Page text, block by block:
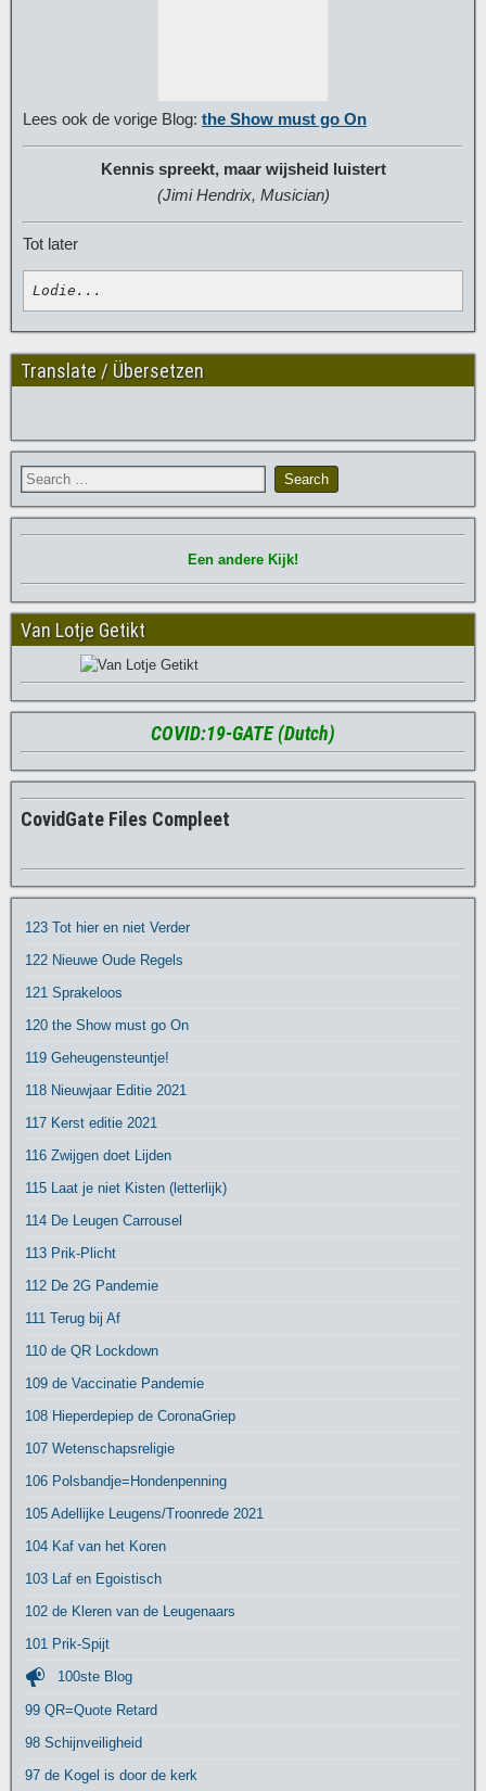
Lees ook de vorige Blog: the Show must go On
Kennis spreekt, maar wijsheid luistert
(Jimi Hendrix, Musician)
Tot later
Lodie...
Translate / Übersetzen
Een andere Kijk!
Van Lotje Getikt
COVID:19-GATE (Dutch)
CovidGate Files Compleet
123 Tot hier en niet Verder
122 Nieuwe Oude Regels
121 Sprakeloos
120 the Show must go On
119 Geheugensteuntje!
118 Nieuwjaar Editie 2021
117 Kerst editie 2021
116 Zwijgen doet Lijden
115 Laat je niet Kisten (letterlijk)
114 De Leugen Carrousel
113 Prik-Plicht
112 De 2G Pandemie
111 Terug bij Af
110 de QR Lockdown
109 de Vaccinatie Pandemie
108 Hieperdepiep de CoronaGriep
107 Wetenschapsreligie
106 Polsbandje=Hondenpenning
105 Adellijke Leugens/Troonrede 2021
104 Kaf van het Koren
103 Laf en Egoistisch
102 de Kleren van de Leugenaars
101 Prik-Spijt
100ste Blog
99 QR=Quote Retard
98 Schijnveiligheid
97 de Kogel is door de kerk